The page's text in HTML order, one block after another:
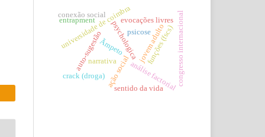
auto-sugestãoação social
universidade de coimbra
psychologica
análise factorial
narrativa
entrapment evocações livres
jovem adulto
crack (droga)
conexão social congresso internacional
funções (fscs)
psicose
sentido da vida
Ãmpeto